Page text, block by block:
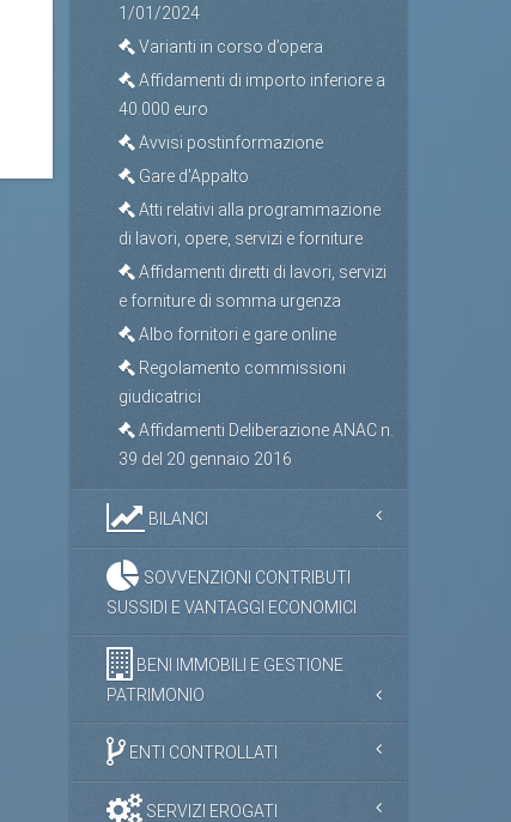
1/01/2024
Varianti in corso d’opera
Affidamenti di importo inferiore a
40.000 euro
Avvisi postinformazione
Gare d'Appalto
Atti relativi alla programmazione
di lavori, opere, servizi e forniture
Affidamenti diretti di lavori, servizi
e forniture di somma urgenza
Albo fornitori e gare online
Regolamento commissioni
giudicatrici
Affidamenti Deliberazione ANAC n.
39 del 20 gennaio 2016
BILANCI
SOVVENZIONI CONTRIBUTI
SUSSIDI E VANTAGGI ECONOMICI
BENI IMMOBILI E GESTIONE
PATRIMONIO
ENTI CONTROLLATI
SERVIZI EROGATI